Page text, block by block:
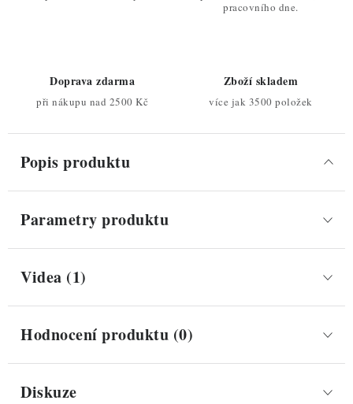
pracovního dne.
Doprava zdarma
při nákupu nad 2500 Kč
Zboží skladem
více jak 3500 položek
Popis produktu
Parametry produktu
Videa (1)
Hodnocení produktu (0)
Diskuze